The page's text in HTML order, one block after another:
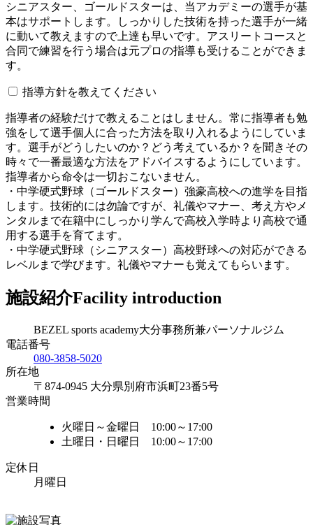
シニアスター、ゴールドスターは、当アカデミーの選手が基
本はサポートします。しっかりした技術を持った選手が一緒
に動いて教えますので上達も早いです。アスリートコースと
合同で練習を行う場合は元プロの指導も受けることができま
す。
指導方針を教えてください
指導者の経験だけで教えることはしません。常に指導者も勉
強をして選手個人に合った方法を取り入れるようにしていま
す。選手がどうしたいのか？どう考えているか？を聞きその
時々で一番最適な方法をアドバイスするようにしています。
指導者から命令は一切おこないません。
・中学硬式野球（ゴールドスター）強豪高校への進学を目指
します。技術的には勿論ですが、礼儀やマナー、考え方やメ
ンタルまで在籍中にしっかり学んで高校入学時より高校で通
用する選手を育てます。
・中学硬式野球（シニアスター）高校野球への対応ができる
レベルまで学びます。礼儀やマナーも覚えてもらいます。
施設紹介Facility introduction
BEZEL sports academy大分事務所兼パーソナルジム
電話番号
080-3858-5020
所在地
〒874-0945 大分県別府市浜町23番5号
営業時間
火曜日～金曜日 10:00～17:00
土曜日・日曜日 10:00～17:00
定休日
月曜日